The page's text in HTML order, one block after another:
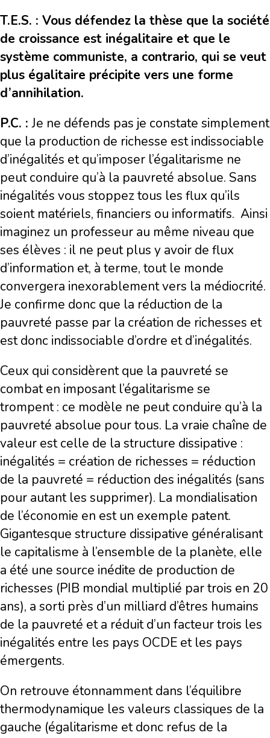
T.E.S. : Vous défendez la thèse que la société
de croissance est inégalitaire et que le
système communiste, a contrario, qui se veut
plus égalitaire précipite vers une forme
d’annihilation.
P.C. :Je ne défends pas je constate simplement
que la production de richesse est indissociable
d’inégalités et qu’imposer l’égalitarisme ne
peut conduire qu’à la pauvreté absolue. Sans
inégalités vous stoppez tous les flux qu’ils
soient matériels, financiers ou informatifs. Ainsi
imaginez un professeur au même niveau que
ses élèves : il ne peut plus y avoir de flux
d’information et, à terme, tout le monde
convergera inexorablement vers la médiocrité.
Je confirme donc que la réduction de la
pauvreté passe par la création de richesses et
est donc indissociable d’ordre et d’inégalités.
Ceux qui considèrent que la pauvreté se
combat en imposant l’égalitarisme se
trompent : ce modèle ne peut conduire qu’à la
pauvreté absolue pour tous. La vraie chaîne de
valeur est celle de la structure dissipative :
inégalités = création de richesses = réduction
de la pauvreté = réduction des inégalités (sans
pour autant les supprimer). La mondialisation
de l’économie en est un exemple patent.
Gigantesque structure dissipative généralisant
le capitalisme à l’ensemble de la planète, elle
a été une source inédite de production de
richesses (PIB mondial multiplié par trois en 20
ans), a sorti près d’un milliard d’êtres humains
de la pauvreté et a réduit d’un facteur trois les
inégalités entre les pays OCDE et les pays
émergents.
On retrouve étonnamment dans l’équilibre
thermodynamique les valeurs classiques de la
gauche (égalitarisme et donc refus de la